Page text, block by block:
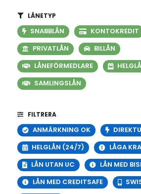
LÅNETYP
SNABBLÅN
KONTOKREDIT
PRIVATLÅN
BILLÅN
LÅNEFÖRMEDLARE
SAMLINGSLÅN
FILTRERA
ANMÄRKNING OK
HELGLÅN (24/7)
LÅGA
LÅN UTAN UC
LÅN MED
LÅN MED CREDITSAFE